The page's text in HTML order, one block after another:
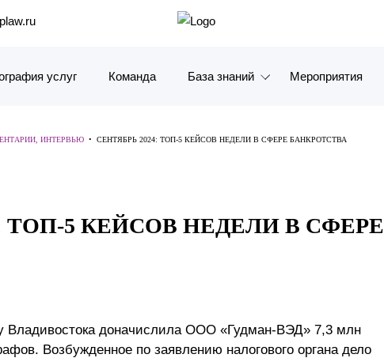
услуг Команда База знаний
Видео
Антикризисный инфопортал
Мероприятия
ИНТЕРВЬЮ • СЕНТЯБРЬ 2024: ТОП-5 КЕЙСОВ НЕДЕЛИ В СФЕРЕ БАНКРОТСТВА
ТОП-5 КЕЙСОВ НЕДЕЛИ В СФЕРЕ
Владивостока доначислила ООО «Гудман-ВЭД» 7,3 млн
Возбужденное по заявлению налогового органа дело